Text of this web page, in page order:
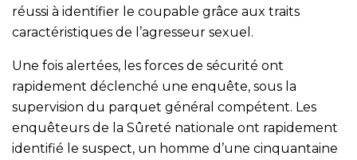
réussi à identifier le coupable grâce aux traits
caractéristiques de l’agresseur sexuel.
Une fois alertées, les forces de sécurité ont
rapidement déclenché une enquête, sous la
supervision du parquet général compétent. Les
enquêteurs de la Sûreté nationale ont rapidement
identifié le suspect, un homme d’une cinquantaine